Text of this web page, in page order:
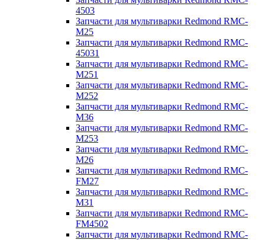
4503
Запчасти для мультиварки Redmond RMC-
M25
Запчасти для мультиварки Redmond RMC-
45031
Запчасти для мультиварки Redmond RMC-
M251
Запчасти для мультиварки Redmond RMC-
M252
Запчасти для мультиварки Redmond RMC-
M36
Запчасти для мультиварки Redmond RMC-
M253
Запчасти для мультиварки Redmond RMC-
M26
Запчасти для мультиварки Redmond RMC-
FM27
Запчасти для мультиварки Redmond RMC-
M31
Запчасти для мультиварки Redmond RMC-
FM4502
Запчасти для мультиварки Redmond RMC-